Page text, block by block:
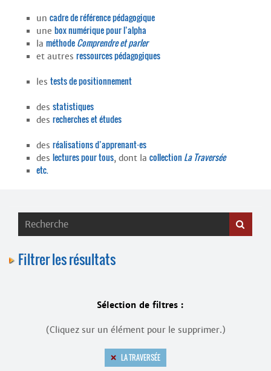
un cadre de référence pédagogique
une box numérique pour l’alpha
la méthodeComprendre et parler
et autres ressources pédagogiques
les tests de positionnement
des statistiques
des recherches et études
des réalisations d’apprenant⋅es
des lectures pour tous, dont la collection La Traversée
etc.
Filtrer les résultats
Sélection de filtres :
(Cliquez sur un élément pour le supprimer.)
LA TRAVERSÉE